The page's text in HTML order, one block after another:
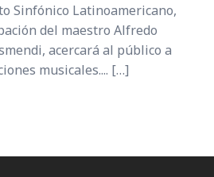
Sinfónico Latinoamericano,
del maestro Alfredo
acercará al público a
musicales.... […]